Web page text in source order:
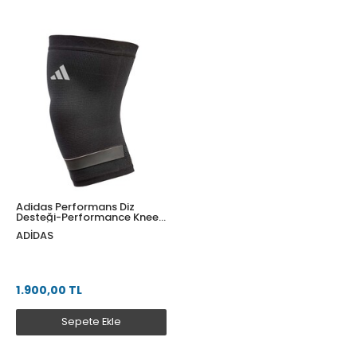
Adidas Performans Diz
Desteği-Performance Knee
Support - XL ADSU-13324-NL
ADIDAS
1.900,00 TL
Sepete Ekle